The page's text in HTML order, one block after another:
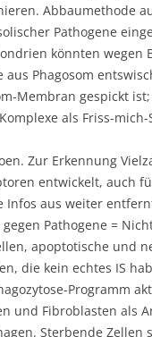
Abbaumethode
Pathogene
könnten wegen
Phagosom
Membran gespickt
als Friss-
Zur Erkennung
entwickelt, auch
Infos aus weiter
Pathogene =
apoptotische und
die kein echtes IS
Programm
und Fibroblasten als
Sterbende Zellen